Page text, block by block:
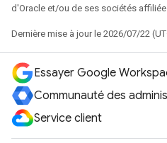
d'Oracle et/ou de ses sociétés
Dernière mise à jour le 2026/07/22
Essayer Google
Communauté des
Service client